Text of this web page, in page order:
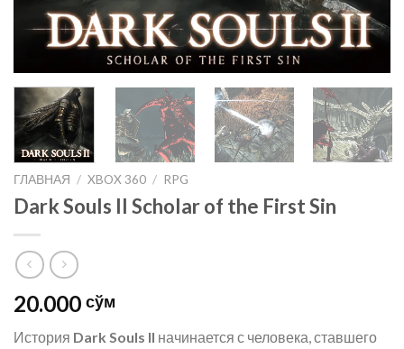
ГЛАВНАЯ / XBOX 360 / RPG
Dark Souls II Scholar of the First Sin
20.000 сўм
История Dark Souls II начинается с человека, ставшего